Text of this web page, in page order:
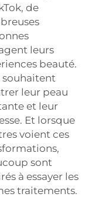
de
leurs
beauté.
souhaitent
leur peau
et leur
Et lorsque
voient ces
sont
à essayer les
traitements.